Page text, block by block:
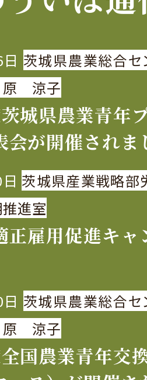
茨城県農業総合セ
原 涼子
城県農業青年
会が開催されま
茨城県産業戦略部
進室
正雇用促進キャ
茨城県農業総合セ
原 涼子
国農業青年交